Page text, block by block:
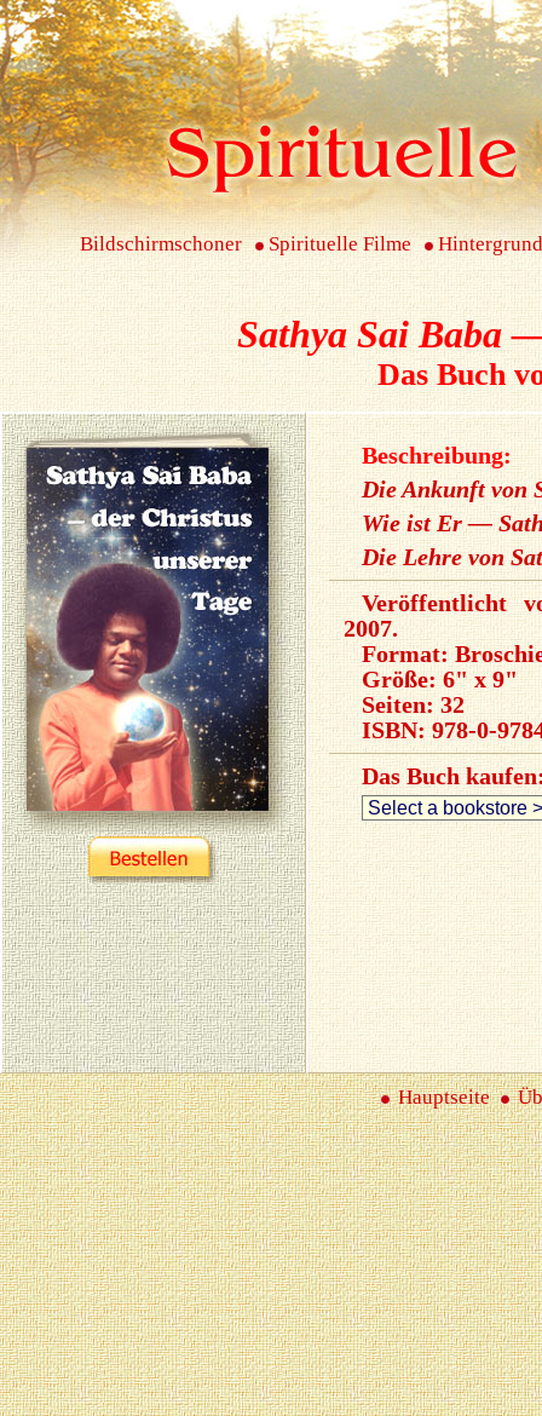
Bildschirmschoner Spirituelle Filme
Sathya Sai Baba
Das Buch
Beschreibung:
Die Ankunft von
Wie ist Er —
Die Lehre von
Veröffentlicht
2007.
Format:
Größe: 6" x 9"
Seiten: 32
ISBN:978-0-
Das Buch
Hauptseite